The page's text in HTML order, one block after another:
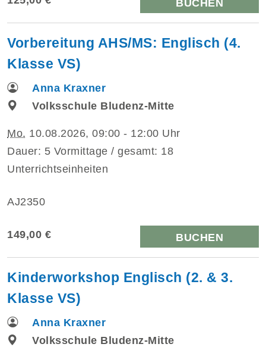
BUCHEN
Vorbereitung AHS/MS: Englisch (4.
Klasse VS)
Anna Kraxner
Volksschule Bludenz-Mitte
Mo. 10.08.2026, 09:00 - 12:00 Uhr
Dauer: 5 Vormittage / gesamt: 18
Unterrichtseinheiten
AJ2350
149,00 € BUCHEN
Kinderworkshop Englisch (2. & 3.
Klasse VS)
Anna Kraxner
Volksschule Bludenz-Mitte